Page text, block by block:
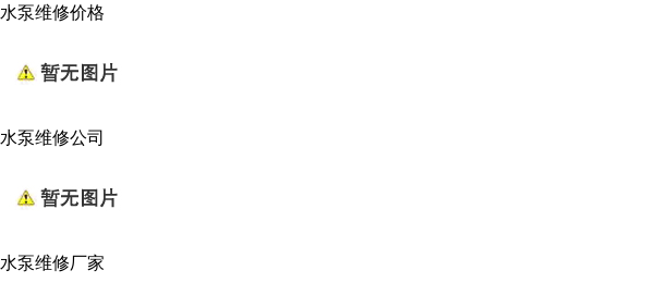
水泵维修价格
水泵维修公司
水泵维修厂家